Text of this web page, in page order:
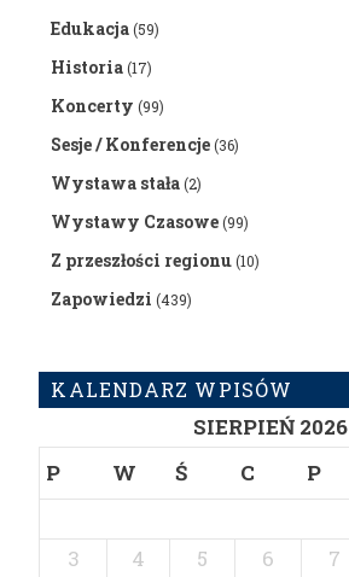
Edukacja(59)
Historia(17)
Koncerty (99)
Sesje / Konferencje(36)
Wystawa stała(2)
Wystawy Czasowe(99)
Z przeszłości regionu(10)
Zapowiedzi (439)
KALENDARZ WPISÓW
SIERPIEŃ 2026
P
W Ś C P
3
4 5 6 7